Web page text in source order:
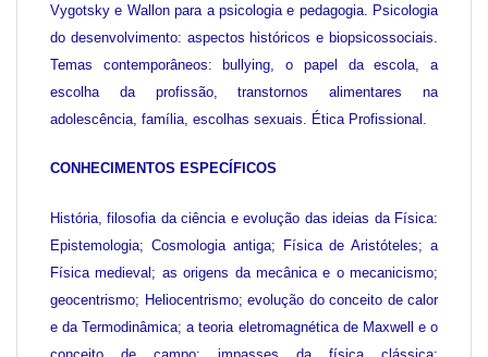
Vygotsky e Wallon para a psicologia e pedagogia. Psicologia
do desenvolvimento: aspectos históricos e biopsicossociais.
Temas contemporâneos: bullying, o papel da escola, a
escolha da profissão, transtornos alimentares na
adolescência, família, escolhas sexuais. Ética Profissional.
CONHECIMENTOS ESPECÍFICOS
História, filosofia da ciência e evolução das ideias da Física:
Epistemologia; Cosmologia antiga; Física de Aristóteles; a
Física medieval; as origens da mecânica e o mecanicismo;
geocentrismo; Heliocentrismo; evolução do conceito de calor
e da Termodinâmica; a teoria eletromagnética de Maxwell e o